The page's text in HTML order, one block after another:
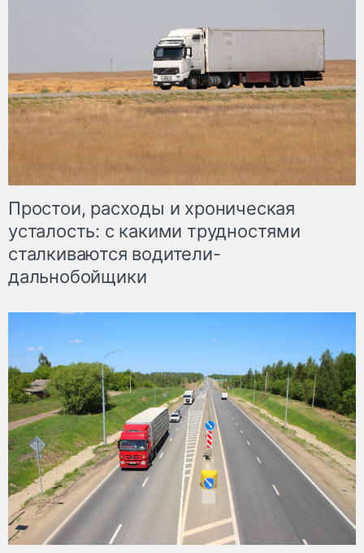
Простои, расходы и хроническая
усталость: с какими трудностями
сталкиваются водители-
дальнобойщики